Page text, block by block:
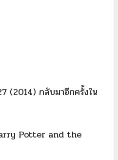
(2014) กลับมาอีกครั้งใน
Potter and the